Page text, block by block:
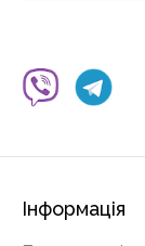
Інформація